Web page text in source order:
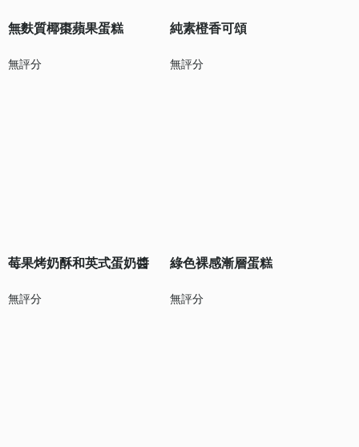
無麩質椰棗蘋果蛋糕
無評分
純素橙香可頌
無評分
莓果烤奶酥和英式蛋奶醬
無評分
綠色裸感漸層蛋糕
無評分